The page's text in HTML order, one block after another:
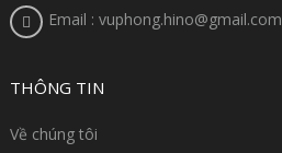
Email : vuphong.hino@gmail.com
THÔNG TIN
Về chúng tôi